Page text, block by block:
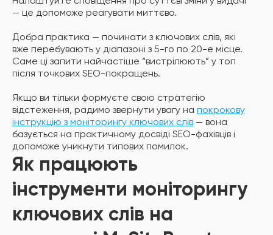
— це допоможе реагувати миттєво.
Добра практика — починати з ключових слів, які
вже перебувають у діапазоні з 5-го по 20-е місце.
Саме ці запити найчастіше “вистрілюють” у топ
після точкових SEO-покращень.
Якщо ви тільки формуєте свою стратегію
відстеження, радимо звернути увагу на покрокову
інструкцію з моніторингу ключових слів — вона
базується на практичному досвіді SEO-фахівців і
допоможе уникнути типових помилок.
Як працюють
інструменти моніторингу
ключових слів на